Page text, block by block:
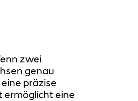
zwei
genau
präzise
ermöglicht eine